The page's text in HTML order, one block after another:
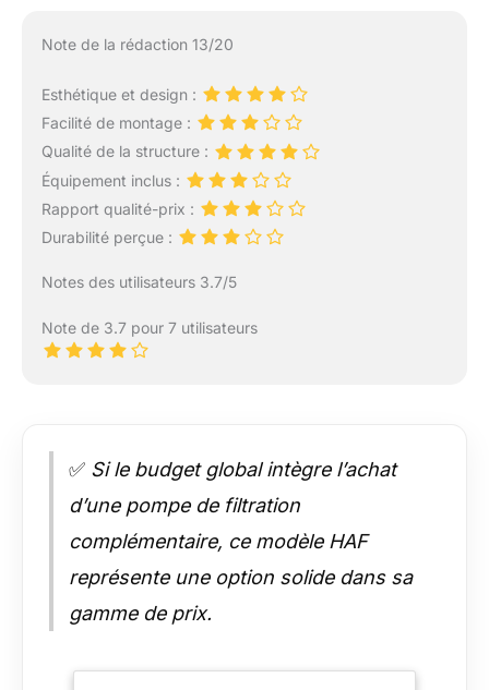
Note de la rédaction 13/20
Esthétique et design :
Facilité de montage :
Qualité de la structure :
Équipement inclus :
Rapport qualité-prix :
Durabilité perçue :
Notes des utilisateurs 3.7/5
Note de 3.7 pour 7 utilisateurs
✅ Si le budget global intègre l’achat
d’une pompe de filtration
complémentaire, ce modèle HAF
représente une option solide dans sa
gamme de prix.